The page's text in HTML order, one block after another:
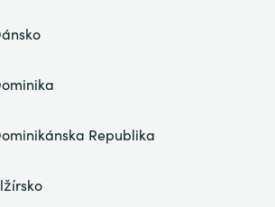
Republika